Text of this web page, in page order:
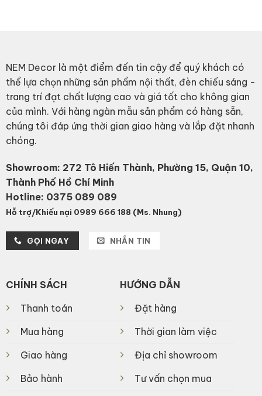
NEM Decor là một điểm đến tin cậy để quý khách có
thể lựa chọn những sản phẩm nội thất, đèn chiếu sáng -
trang trí đạt chất lượng cao và giá tốt cho không gian
của mình. Với hàng ngàn mẫu sản phẩm có hàng sẵn,
chúng tôi đáp ứng thời gian giao hàng và lắp đặt nhanh
chóng.
Showroom: 272 Tô Hiến Thành, Phường 15, Quận 10,
Thành Phố Hồ Chí Minh
Hotline: 0375 089 089
Hỗ trợ/Khiếu nại 0989 666 188 (Ms. Nhung)
GỌI NGAY NHẮN TIN
CHÍNH SÁCH
Thanh toán
Mua hàng
Giao hàng
Bảo hành
HƯỚNG DẪN
Đặt hàng
Thời gian làm việc
Địa chỉ showroom
Tư vấn chọn mua